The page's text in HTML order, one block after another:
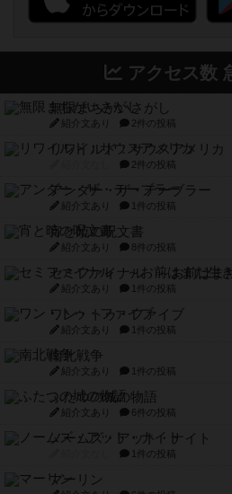
アクセス数
無限まちがいさがし
紹介文あり 2件の投稿
リワイルド：サウスアメリカ
2件の投稿
アンダー・ザ・テーブラー
紹介文あり 1件の投稿
宵と暁の呪文書
紹介文あり 8件の投稿
セミファイナル ～お前はま
紹介文あり 1件の投稿
ワン・トゥ・ファイブ
紹介文あり 1件の投稿
南北戦争
紹介文あり 1件の投稿
ふたつの城の物語
紹介文あり 6件の投稿
ノームズ・アット・ナイト
1件の投稿
マーリン